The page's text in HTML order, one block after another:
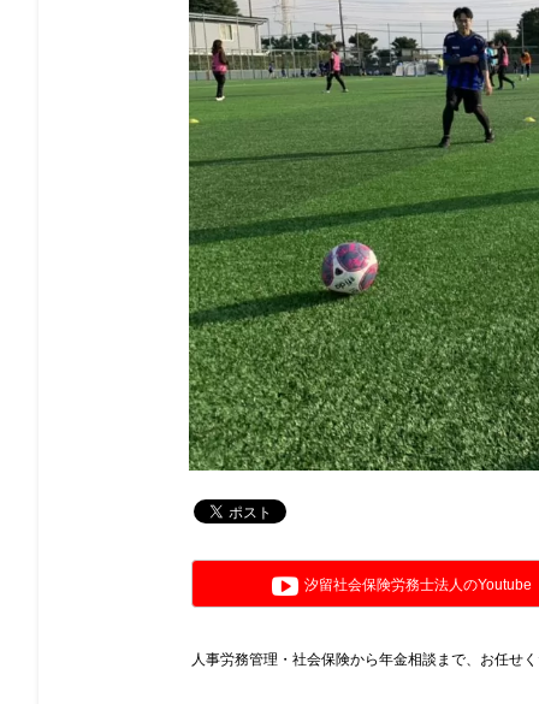
汐留社会保険労務士法人のYoutube
人事労務管理・社会保険から年金相談まで、お任せ